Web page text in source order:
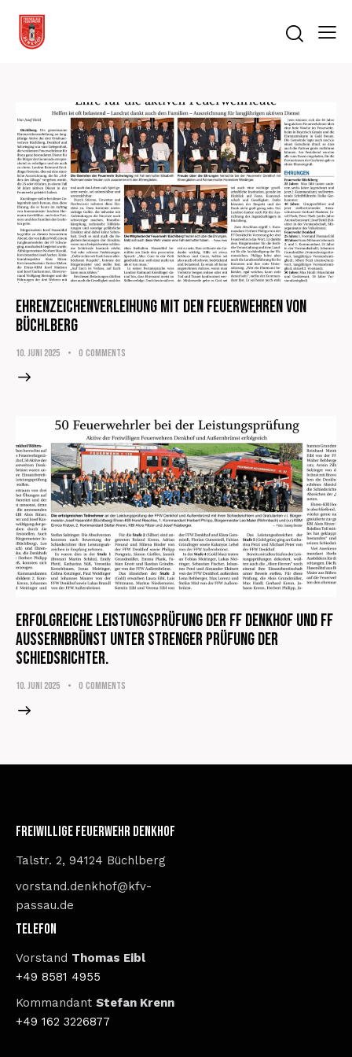
Ehrenzeichenverleihung mit den Feuerwehren von
Büchlberg
10. Juni 2025 0 Comments
Erfolgreiche Leistungsprüfung der FF Denkhof und FF
Aussernbrünst unter strenger Prüfung der
Schiedsrichter.
10. Juni 2025 0 Comments
Freiwillige Feuerwehr Denkhof
Talstr. 2, 94124 Büchlberg
vorstand.denkhof@kfv-
passau.de
Telefon
Vorstand Thomas Eibl
+49 8581 4955
Kommandant Stefan Krenn
+49 162 3226877